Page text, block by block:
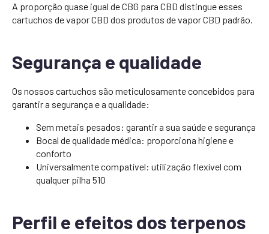
A proporção quase igual de CBG para CBD distingue esses
cartuchos de vapor CBD dos produtos de vapor CBD padrão.
Segurança e qualidade
Os nossos cartuchos são meticulosamente concebidos para
garantir a segurança e a qualidade:
Sem metais pesados: garantir a sua saúde e segurança
Bocal de qualidade médica: proporciona higiene e
conforto
Universalmente compatível: utilização flexível com
qualquer pilha 510
Perfil e efeitos dos terpenos